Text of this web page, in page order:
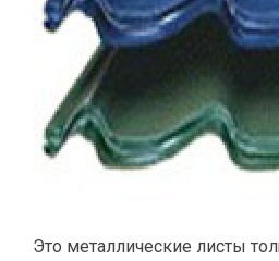
Это металлические листы